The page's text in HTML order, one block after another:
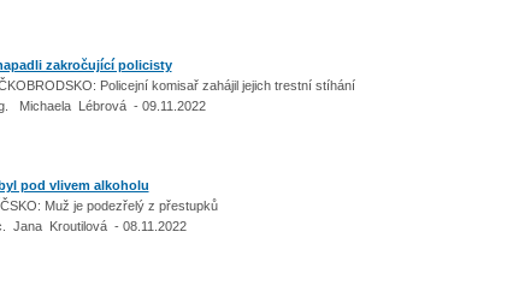
zakročující policisty
Policejní komisař zahájil jejich trestní stíhání
Michaela Lébrová - 09.11.2022
pod vlivem alkoholu
Muž je podezřelý z přestupků
Jana Kroutilová - 08.11.2022